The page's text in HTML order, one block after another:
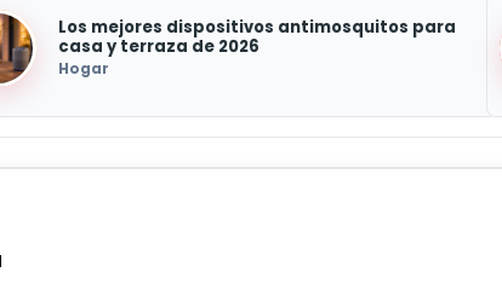
Los mejores dispositivos antimosquitos para
casa y terraza de 2026
Hogar